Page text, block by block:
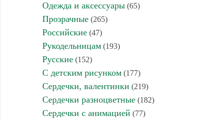
Одежда и аксессуары(65)
Прозрачные(265)
Российские(47)
Рукодельницам(193)
Русские(152)
С детским рисунком(177)
Сердечки, валентинки (219)
Сердечки разноцветные(182)
Сердечки с анимацией (77)